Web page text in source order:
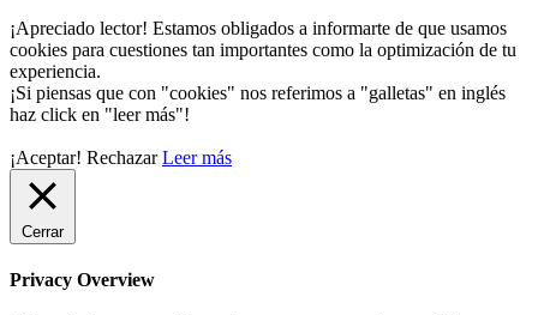
¡Apreciado lector! Estamos obligados a informarte de que usamos
cookies para cuestiones tan importantes como la optimización de tu
experiencia.
¡Si piensas que con "cookies" nos referimos a "galletas" en inglés
haz click en "leer más"!
¡Aceptar! Rechazar Leer más
Cerrar
Privacy Overview